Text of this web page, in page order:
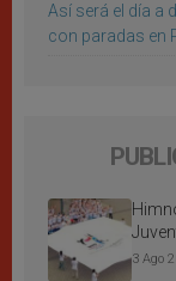
Así será el día a
con paradas en
3 Ago